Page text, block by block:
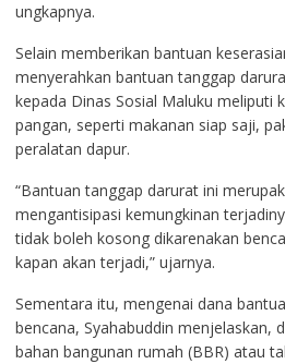
ungkapnya.
Selain memberikan bantuan
menyerahkan bantuan tanggap
kepada Dinas Sosial Maluku meliputi
pangan, seperti makanan siap saji,
peralatan dapur.
“Bantuan tanggap darurat ini
mengantisipasi kemungkinan
tidak boleh kosong dikarenakan
kapan akan terjadi,” ujarnya.
Sementara itu, mengenai dana
bencana, Syahabuddin menjelaskan,
bahan bangunan rumah (BBR) atau